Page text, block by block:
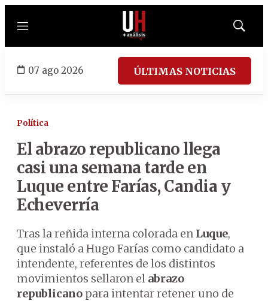
Menú
Mostrar
07 ago 2026 ÚLTIMAS NOTICIAS
Política
El abrazo republicano llega
casi una semana tarde en
Luque entre Farías, Candia y
Echeverría
Tras la reñida interna colorada en Luque,
que instaló a Hugo Farías como candidato a
intendente, referentes de los distintos
movimientos sellaron el abrazo
republicano para intentar retener uno de